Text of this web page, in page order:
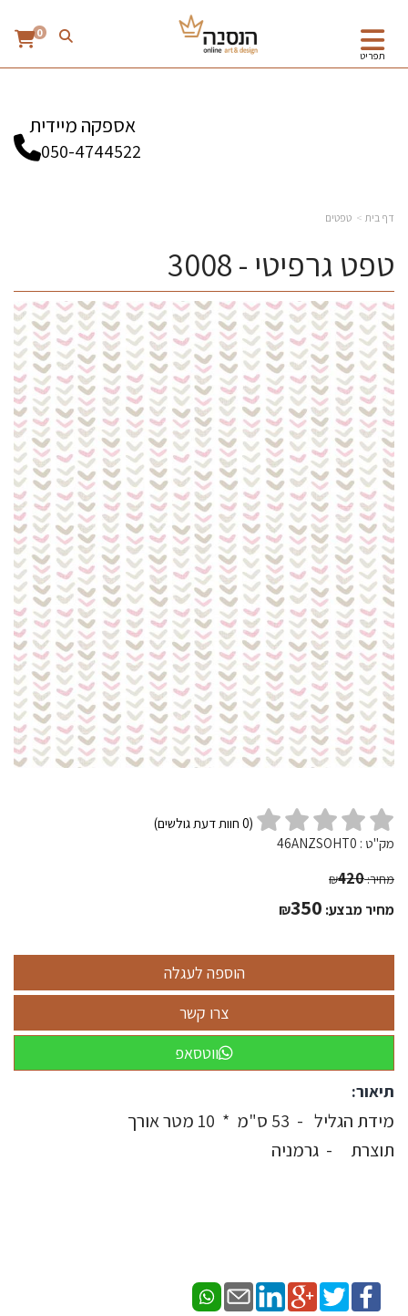
תפריט
0
אספקה מיידית
050-4744522
דף בית טפטים
טפט גרפיטי - 3008
(
0 חוות דעת גולשים)
מק"ט : 46ANZSOHT0
מחיר: ₪420
מחיר מבצע: ₪350
ווטסאפ
תיאור:
מידת הגליל - 53 ס"מ * 10 מטר אורך
תוצרת - גרמניה